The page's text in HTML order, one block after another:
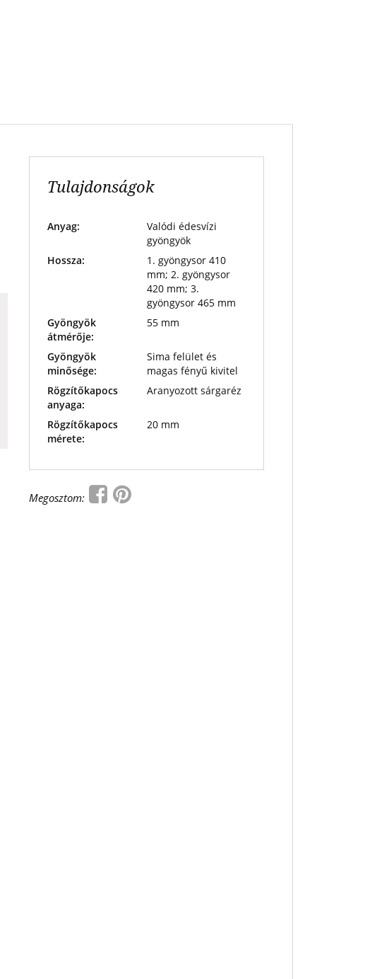
Tulajdonságok
Anyag:
Valódi édesvízi
gyöngyök
Hossza:
1. gyöngysor 410
mm; 2. gyöngysor
420 mm; 3.
gyöngysor 465 mm
Gyöngyök
átmérője:
55 mm
Gyöngyök
minősége:
Sima felület és
magas fényű kivitel
Rögzítőkapocs
anyaga:
Aranyozott sárgaréz
Rögzítőkapocs
mérete:
20 mm
Megosztom: